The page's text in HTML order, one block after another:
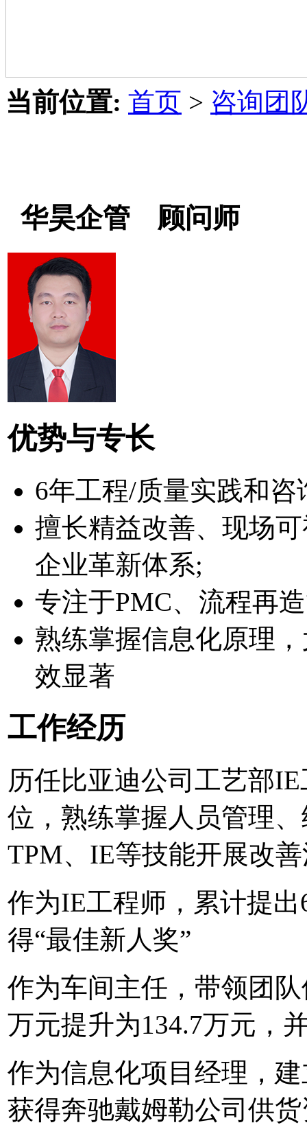
当前位置: 首页 > 咨询团
华昊企管 顾问师
优势与专长
6年工程/质量实践和咨
擅长精益改善、现场
企业革新体系;
专注于PMC、流程再
熟练掌握信息化原理
效显著
工作经历
历任比亚迪公司工艺部
位，熟练掌握人员管理
TPM、IE等技能开展改
作为IE工程师，累计提
得“最佳新人奖”
作为车间主任，带领团
万元提升为134.7万元，
作为信息化项目经理，
获得奔驰戴姆勒公司供